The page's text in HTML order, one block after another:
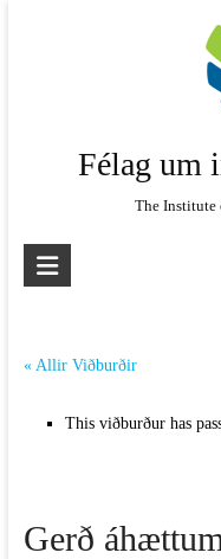
Félag um
The Institute
« Allir Viðburðir
This viðburður has
Gerð